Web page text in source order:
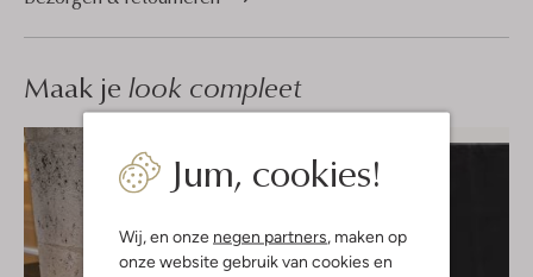
Jum, cookies!
Wij, en onze negen partners, maken op
onze website gebruik van cookies en
Maak je look compleet